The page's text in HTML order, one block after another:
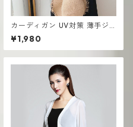
カーディガン UV対策 薄手ジ
ャケット ショール 長袖 エアコ
ン対策 スーパーフェアリー
¥1,980